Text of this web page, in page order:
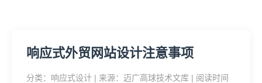
响应式外贸网站设计注意事项
分类：响应式设计 | 来源：迈广高球技术文库 | 阅读时间